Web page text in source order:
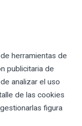
herramientas de
publicitaria de
analizar el uso
de las cookies
figura